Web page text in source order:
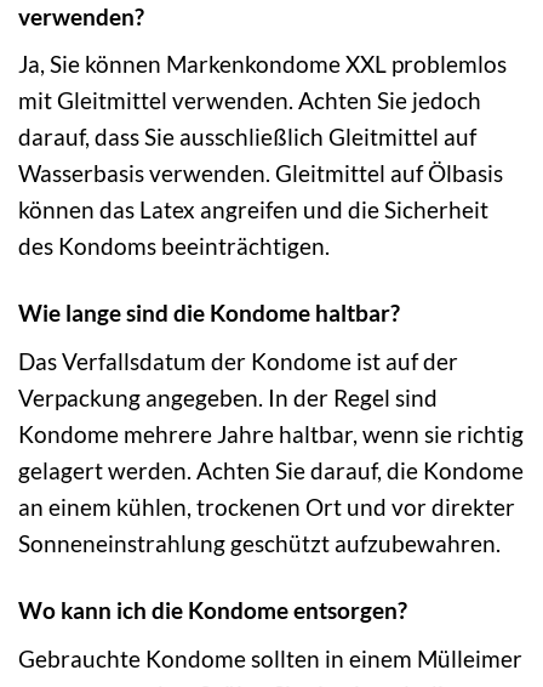
verwenden?
Ja, Sie können Markenkondome XXL problemlos
mit Gleitmittel verwenden. Achten Sie jedoch
darauf, dass Sie ausschließlich Gleitmittel auf
Wasserbasis verwenden. Gleitmittel auf Ölbasis
können das Latex angreifen und die Sicherheit
des Kondoms beeinträchtigen.
Wie lange sind die Kondome haltbar?
Das Verfallsdatum der Kondome ist auf der
Verpackung angegeben. In der Regel sind
Kondome mehrere Jahre haltbar, wenn sie richtig
gelagert werden. Achten Sie darauf, die Kondome
an einem kühlen, trockenen Ort und vor direkter
Sonneneinstrahlung geschützt aufzubewahren.
Wo kann ich die Kondome entsorgen?
Gebrauchte Kondome sollten in einem Mülleimer